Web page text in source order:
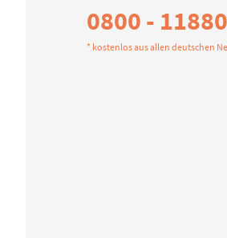
0800 -
* kostenlos aus allen deutschen